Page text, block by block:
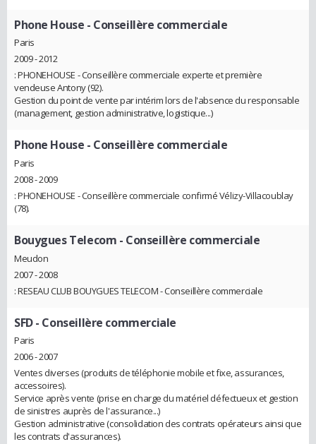
Phone House - Conseillère commerciale
Paris
2009 - 2012
: PHONEHOUSE - Conseillère commerciale experte et première
vendeuse Antony (92).
Gestion du point de vente par intérim lors de l'absence du responsable
(management, gestion administrative, logistique...)
Phone House - Conseillère commerciale
Paris
2008 - 2009
: PHONEHOUSE - Conseillère commerciale confirmé Vélizy-Villacoublay
(78).
Bouygues Telecom - Conseillère commerciale
Meudon
2007 - 2008
: RESEAU CLUB BOUYGUES TELECOM - Conseillère commerciale
SFD- Conseillère commerciale
Paris
2006 - 2007
Ventes diverses (produits de téléphonie mobile et fixe, assurances,
accessoires).
Service après vente (prise en charge du matériel défectueux et gestion
de sinistres auprès de l'assurance...)
Gestion administrative (consolidation des contrats opérateurs ainsi que
les contrats d'assurances).